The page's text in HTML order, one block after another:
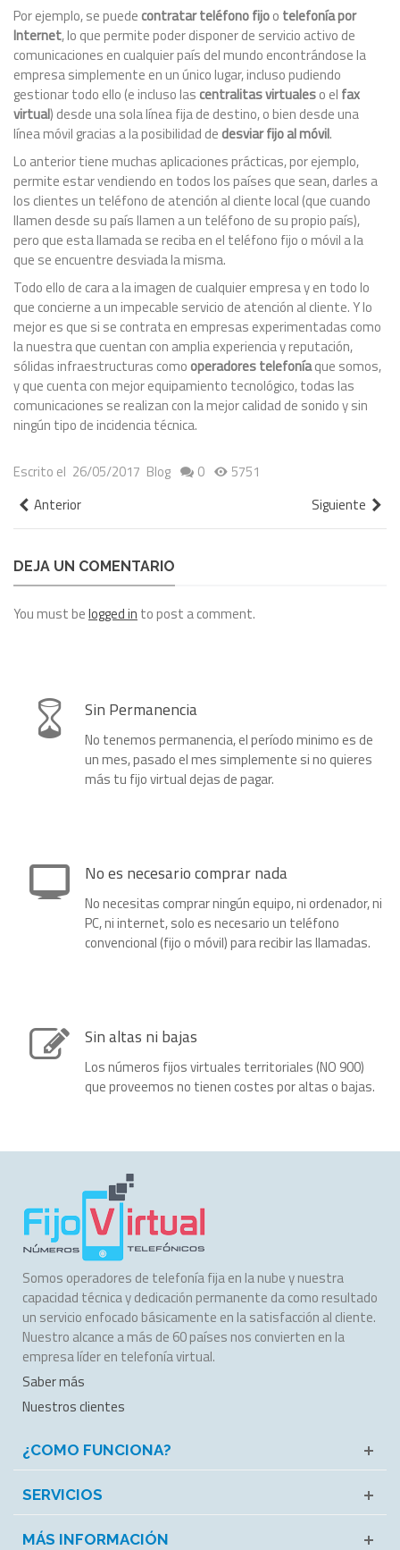
Por ejemplo, se puede contratar teléfono fijoo telefonía por
Internet, lo que permite poder disponer de servicio activo de
comunicaciones en cualquier país del mundo encontrándose la
empresa simplemente en un único lugar, incluso pudiendo
gestionar todo ello (e incluso las centralitas virtualeso el fax
virtual) desde una sola línea fija de destino, o bien desde una
línea móvil gracias a la posibilidad de desviar fijo al móvil.
Lo anterior tiene muchas aplicaciones prácticas, por ejemplo,
permite estar vendiendo en todos los países que sean, darles a
los clientes un teléfono de atención al cliente local (que cuando
llamen desde su país llamen a un teléfono de su propio país),
pero que esta llamada se reciba en el teléfono fijo o móvil a la
que se encuentre desviada la misma.
Todo ello de cara a la imagen de cualquier empresa y en todo lo
que concierne a un impecable servicio de atención al cliente. Y lo
mejor es que si se contrata en empresas experimentadas como
la nuestra que cuentan con amplia experiencia y reputación,
sólidas infraestructuras como operadores telefoníaque somos,
y que cuenta con mejor equipamiento tecnológico, todas las
comunicaciones se realizan con la mejor calidad de sonido y sin
ningún tipo de incidencia técnica.
Escrito el 26/05/2017 Blog 0
5751
Anterior
Siguiente
DEJA UN COMENTARIO
You must belogged in to post a comment.
Sin Permanencia
No tenemos permanencia, el período minimo es de
un mes, pasado el mes simplemente si no quieres
más tu fijo virtual dejas de pagar.
No es necesario comprar nada
No necesitas comprar ningún equipo, ni ordenador, ni
PC, ni internet, solo es necesario un teléfono
convencional (fijo o móvil) para recibir las llamadas.
Sin altas ni bajas
Los números fijos virtuales territoriales (NO 900)
que proveemos no tienen costes por altas o bajas.
Somos operadores de telefonía fija en la nube y nuestra
capacidad técnica y dedicación permanente da como resultado
un servicio enfocado básicamente en la satisfacción al cliente.
Nuestro alcance a más de 60 países nos convierten en la
empresa líder en telefonía virtual.
Saber más
Nuestros clientes
¿COMO FUNCIONA?
SERVICIOS
MÁS INFORMACIÓN